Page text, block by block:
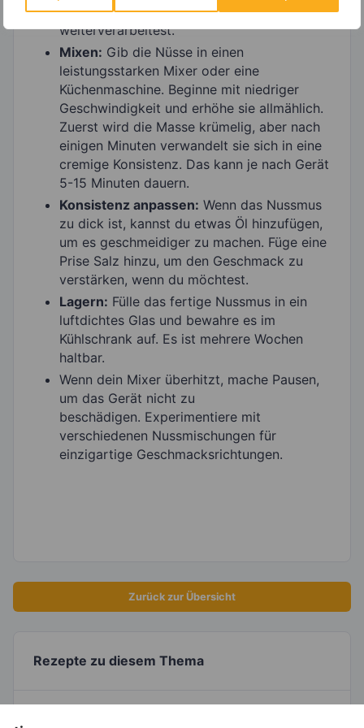
Nüsse vollständig abkühlen, bevor du sie
weiterverarbeitest.
Mixen: Gib die Nüsse in einen
leistungsstarken Mixer oder eine
Küchenmaschine. Beginne mit niedriger
Geschwindigkeit und erhöhe sie allmählich.
Zuerst wird die Masse krümelig, aber nach
einigen Minuten verwandelt sie sich in eine
cremige Konsistenz. Das kann je nach Gerät
5-15 Minuten dauern.
Konsistenz anpassen: Wenn das Nussmus
zu dick ist, kannst du etwas Öl hinzufügen,
um es geschmeidiger zu machen. Füge eine
Prise Salz hinzu, um den Geschmack zu
verstärken, wenn du möchtest.
Lagern: Fülle das fertige Nussmus in ein
luftdichtes Glas und bewahre es im
Kühlschrank auf. Es ist mehrere Wochen
haltbar.
Wenn dein Mixer überhitzt, mache Pausen,
um das Gerät nicht zu
beschädigen. Experimentiere mit
verschiedenen Nussmischungen für
einzigartige Geschmacksrichtungen.
Zurück zur Übersicht
Rezepte zu diesem Thema